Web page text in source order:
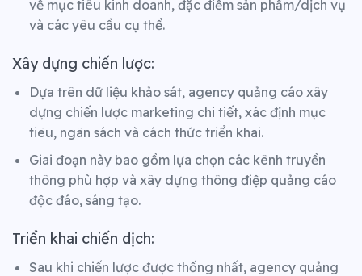
về mục tiêu kinh doanh, đặc điểm sản phẩm/dịch vụ
và các yêu cầu cụ thể.
Xây dựng chiến lược:
Dựa trên dữ liệu khảo sát, agency quảng cáo xây
dựng chiến lược marketing chi tiết, xác định mục
tiêu, ngân sách và cách thức triển khai.
Giai đoạn này bao gồm lựa chọn các kênh truyền
thông phù hợp và xây dựng thông điệp quảng cáo
độc đáo, sáng tạo.
Triển khai chiến dịch:
Sau khi chiến lược được thống nhất, agency quảng